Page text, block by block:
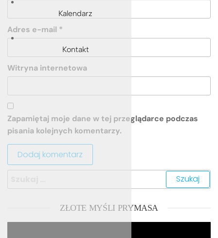
Adres e-mail *
Witryna internetowa
Zapamiętaj moje dane w tej przeglądarce podczas
pisania kolejnych komentarzy.
ZŁOTE MYŚLI PRYMASA
Kalendarz
Kontakt